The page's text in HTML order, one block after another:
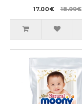
17.00€ 18.99€